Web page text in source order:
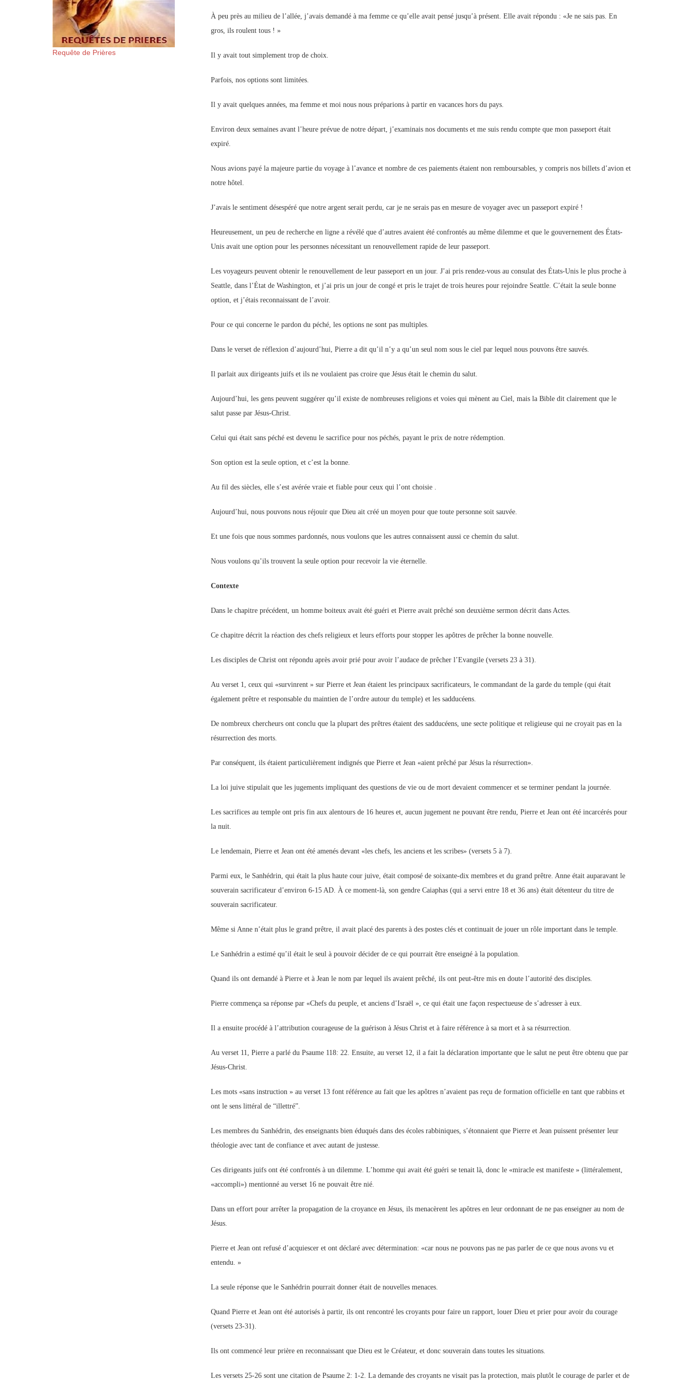
Requête de Prières
À peu près au milieu de l’allée, j’avais demandé à ma femme ce qu’elle avait pensé jusqu’à présent. Elle avait répondu : «Je ne sais pas. En
gros, ils roulent tous ! »
Il y avait tout simplement trop de choix.
Parfois, nos options sont limitées.
Il y avait quelques années, ma femme et moi nous nous préparions à partir en vacances hors du pays.
Environ deux semaines avant l’heure prévue de notre départ, j’examinais nos documents et me suis rendu compte que mon passeport était
expiré.
Nous avions payé la majeure partie du voyage à l’avance et nombre de ces paiements étaient non remboursables, y compris nos billets d’avion et
notre hôtel.
J’avais le sentiment désespéré que notre argent serait perdu, car je ne serais pas en mesure de voyager avec un passeport expiré !
Heureusement, un peu de recherche en ligne a révélé que d’autres avaient été confrontés au même dilemme et que le gouvernement des États-
Unis avait une option pour les personnes nécessitant un renouvellement rapide de leur passeport.
Les voyageurs peuvent obtenir le renouvellement de leur passeport en un jour. J’ai pris rendez-vous au consulat des États-Unis le plus proche à
Seattle, dans l’État de Washington, et j’ai pris un jour de congé et pris le trajet de trois heures pour rejoindre Seattle. C’était la seule bonne
option, et j’étais reconnaissant de l’avoir.
Pour ce qui concerne le pardon du péché, les options ne sont pas multiples.
Dans le verset de réflexion d’aujourd’hui, Pierre a dit qu’il n’y a qu’un seul nom sous le ciel par lequel nous pouvons être sauvés.
Il parlait aux dirigeants juifs et ils ne voulaient pas croire que Jésus était le chemin du salut.
Aujourd’hui, les gens peuvent suggérer qu’il existe de nombreuses religions et voies qui mènent au Ciel, mais la Bible dit clairement que le
salut passe par Jésus-Christ.
Celui qui était sans péché est devenu le sacrifice pour nos péchés, payant le prix de notre rédemption.
Son option est la seule option, et c’est la bonne.
Au fil des siècles, elle s’est avérée vraie et fiable pour ceux qui l’ont choisie .
Aujourd’hui, nous pouvons nous réjouir que Dieu ait créé un moyen pour que toute personne soit sauvée.
Et une fois que nous sommes pardonnés, nous voulons que les autres connaissent aussi ce chemin du salut.
Nous voulons qu’ils trouvent la seule option pour recevoir la vie éternelle.
Contexte
Dans le chapitre précédent, un homme boiteux avait été guéri et Pierre avait prêché son deuxième sermon décrit dans Actes.
Ce chapitre décrit la réaction des chefs religieux et leurs efforts pour stopper les apôtres de prêcher la bonne nouvelle.
Les disciples de Christ ont répondu après avoir prié pour avoir l’audace de prêcher l’Evangile (versets 23 à 31).
Au verset 1, ceux qui «survinrent » sur Pierre et Jean étaient les principaux sacrificateurs, le commandant de la garde du temple (qui était
également prêtre et responsable du maintien de l’ordre autour du temple) et les sadducéens.
De nombreux chercheurs ont conclu que la plupart des prêtres étaient des sadducéens, une secte politique et religieuse qui ne croyait pas en la
résurrection des morts.
Par conséquent, ils étaient particulièrement indignés que Pierre et Jean «aient prêché par Jésus la résurrection».
La loi juive stipulait que les jugements impliquant des questions de vie ou de mort devaient commencer et se terminer pendant la journée.
Les sacrifices au temple ont pris fin aux alentours de 16 heures et, aucun jugement ne pouvant être rendu, Pierre et Jean ont été incarcérés pour
la nuit.
Le lendemain, Pierre et Jean ont été amenés devant «les chefs, les anciens et les scribes» (versets 5 à 7).
Parmi eux, le Sanhédrin, qui était la plus haute cour juive, était composé de soixante-dix membres et du grand prêtre. Anne était auparavant le
souverain sacrificateur d’environ 6-15 AD. À ce moment-là, son gendre Caiaphas (qui a servi entre 18 et 36 ans) était détenteur du titre de
souverain sacrificateur.
Même si Anne n’était plus le grand prêtre, il avait placé des parents à des postes clés et continuait de jouer un rôle important dans le temple.
Le Sanhédrin a estimé qu’il était le seul à pouvoir décider de ce qui pourrait être enseigné à la population.
Quand ils ont demandé à Pierre et à Jean le nom par lequel ils avaient prêché, ils ont peut-être mis en doute l’autorité des disciples.
Pierre commença sa réponse par «Chefs du peuple, et anciens d’Israël », ce qui était une façon respectueuse de s’adresser à eux.
Il a ensuite procédé à l’attribution courageuse de la guérison à Jésus Christ et à faire référence à sa mort et à sa résurrection.
Au verset 11, Pierre a parlé du Psaume 118: 22. Ensuite, au verset 12, il a fait la déclaration importante que le salut ne peut être obtenu que par
Jésus-Christ.
Les mots «sans instruction » au verset 13 font référence au fait que les apôtres n’avaient pas reçu de formation officielle en tant que rabbins et
ont le sens littéral de “illettré”.
Les membres du Sanhédrin, des enseignants bien éduqués dans des écoles rabbiniques, s’étonnaient que Pierre et Jean puissent présenter leur
théologie avec tant de confiance et avec autant de justesse.
Ces dirigeants juifs ont été confrontés à un dilemme. L’homme qui avait été guéri se tenait là, donc le «miracle est manifeste » (littéralement,
«accompli») mentionné au verset 16 ne pouvait être nié.
Dans un effort pour arrêter la propagation de la croyance en Jésus, ils menacèrent les apôtres en leur ordonnant de ne pas enseigner au nom de
Jésus.
Pierre et Jean ont refusé d’acquiescer et ont déclaré avec détermination: «car nous ne pouvons pas ne pas parler de ce que nous avons vu et
entendu. »
La seule réponse que le Sanhédrin pourrait donner était de nouvelles menaces.
Quand Pierre et Jean ont été autorisés à partir, ils ont rencontré les croyants pour faire un rapport, louer Dieu et prier pour avoir du courage
(versets 23-31).
Ils ont commencé leur prière en reconnaissant que Dieu est le Créateur, et donc souverain dans toutes les situations.
Les versets 25-26 sont une citation de Psaume 2: 1-2. La demande des croyants ne visait pas la protection, mais plutôt le courage de parler et de